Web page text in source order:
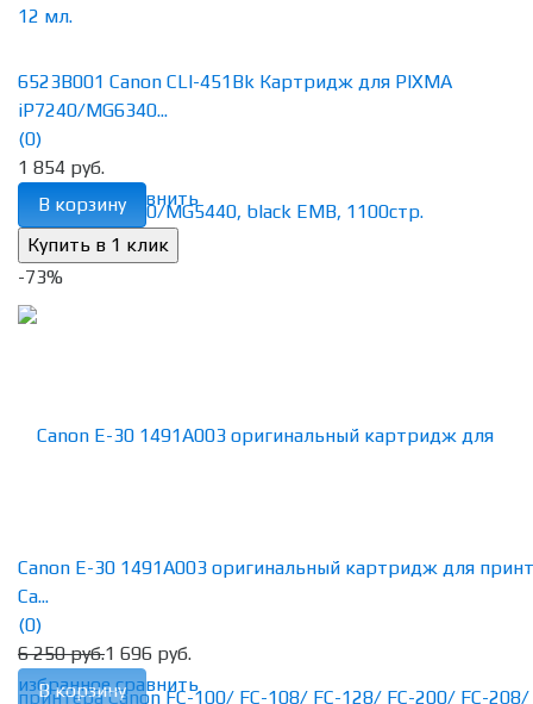
избранное сравнить
6523B001 Canon CLI-451Bk Картридж для PIXMA
iP7240/MG6340...
(0)
1 854 руб.
В корзину
-73%
избранное сравнить
Canon E-30 1491A003 оригинальный картридж для
Ca...
(0)
6 250 руб.1 696 руб.
В корзину